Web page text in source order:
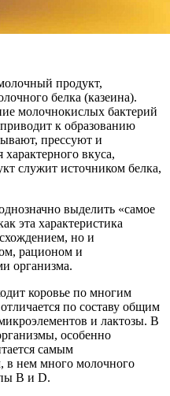
продукт,
белка (казеина).
молочнокислых бактерий
к образованию
прессуют и
вкуса,
служит источником белка,
выделить «самое
эта характеристика
но и
рационом и
организма.
коровье по многим
по составу общим
и лактозы. В
особенно
самым
в нем много молочного
В и D.